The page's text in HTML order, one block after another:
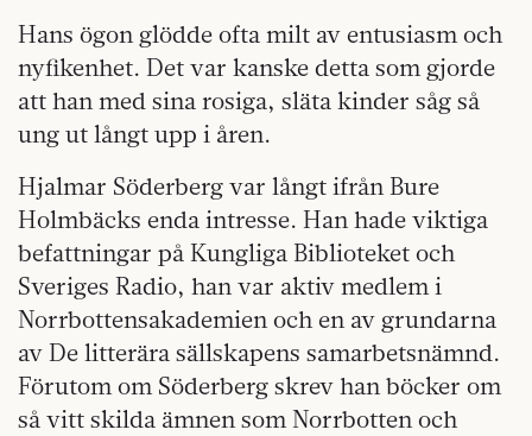
Hans ögon glödde ofta milt av entusiasm och
nyfikenhet. Det var kanske detta som gjorde
att han med sina rosiga, släta kinder såg så
ung ut långt upp i åren.
Hjalmar Söderberg var långt ifrån Bure
Holmbäcks enda intresse. Han hade viktiga
befattningar på Kungliga Biblioteket och
Sveriges Radio, han var aktiv medlem i
Norrbottensakademien och en av grundarna
av De litterära sällskapens samarbetsnämnd.
Förutom om Söderberg skrev han böcker om
så vitt skilda ämnen som Norrbotten och